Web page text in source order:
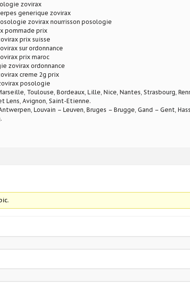
zovirax
generique zovirax
zovirax nourrisson posologie
pommade prix
prix suisse
sur ordonnance
prix maroc
zovirax ordonnance
creme 2g prix
posologie
Toulouse, Bordeaux, Lille, Nice, Nantes, Strasbourg,
Lens, Avignon, Saint-Etienne.
Louvain – Leuven, Bruges – Brugge, Gand – Gent,